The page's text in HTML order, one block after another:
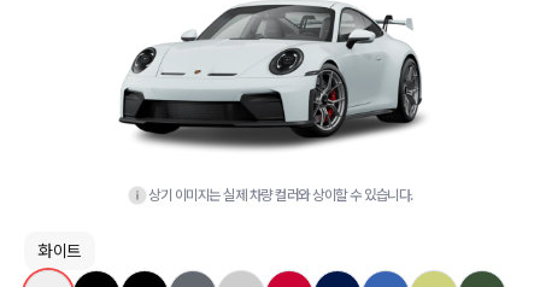
상기 이미지는 실제 차량 컬러와 상이할 수 있습니다.
화이트